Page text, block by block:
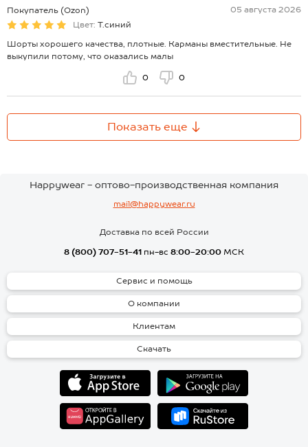
Покупатель (Ozon)
05 августа 2026
Цвет: Т.синий
Шорты хорошего качества, плотные. Карманы вместительные. Не
выкупили потому, что оказались малы
0 0
Показать еще
Happywear - оптово-производственная компания
mail@happywear.ru
Доставка по всей России
8 (800) 707-51-41 пн-вс 8:00-20:00 МСК
Сервис и помощь
О компании
Клиентам
Скачать